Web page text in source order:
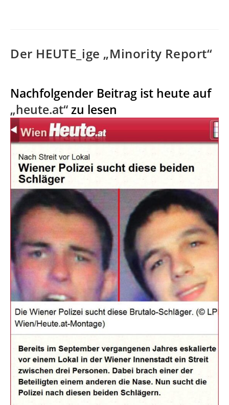
Der HEUTE_ige „Minority Report“
Nachfolgender Beitrag ist heute auf
„heute.at“zu lesen